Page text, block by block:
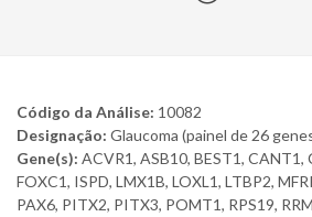
Código da Análise: 10082
Designação: Glaucoma (painel de 26
Gene(s): ACVR1, ASB10, BEST1, CANT1,
FOXC1, ISPD, LMX1B, LOXL1, LTBP2,
PAX6, PITX2, PITX3, POMT1, RPS19,